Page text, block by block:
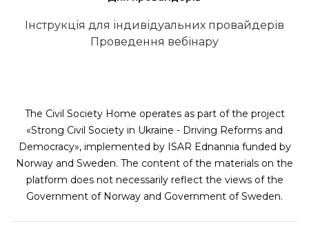
Інструкція для індивідуальних провайдерів
Проведення вебінару
The Civil Society Home operates as part of the project
«Strong Civil Society in Ukraine - Driving Reforms and
Democracy», implemented by ISAR Ednannia funded by
Norway and Sweden. The content of the materials on the
platform does not necessarily reflect the views of the
Government of Norway and Government of Sweden.